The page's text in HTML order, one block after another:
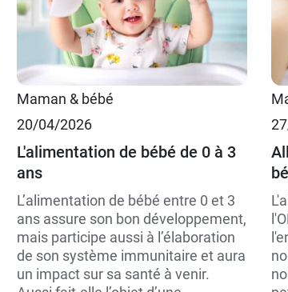
Maman & bébé
20/04/2026
L'alimentation de bébé de 0 à 3
ans
L’alimentation de bébé entre 0 et 3
ans assure son bon développement,
mais participe aussi à l’élaboration
de son système immunitaire et aura
un impact sur sa santé à venir.